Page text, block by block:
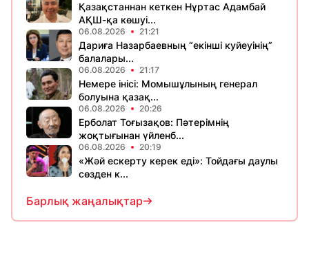
Қазақстаннан кеткен Нұртас Адамбай
АҚШ-қа көшуі...
06.08.2026 21:21
Дариға Назарбаевның “екінші куйеуінің”
балалары...
06.08.2026 21:17
Немере інісі: Момышұлының генерал
болуына қазақ...
06.08.2026 20:26
Ерболат Тоғызақов: Пәтерімнің
жоқтығынан үйленб...
06.08.2026 20:19
«Жәй ескерту керек еді»: Тойдағы даулы
сөзден к...
Барлық жаңалықтар